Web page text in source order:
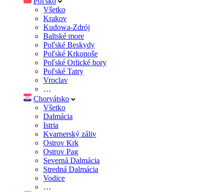
Všetko
Krakov
Kudowa-Zdrój
Baltské more
Poľské Beskydy
Poľské Krkonoše
Poľské Orlické hory
Poľské Tatry
Vroclav
…
Chorvátsko
Všetko
Dalmácia
Istria
Kvarnerský záliv
Ostrov Krk
Ostrov Pag
Severná Dalmácia
Stredná Dalmácia
Vodice
…